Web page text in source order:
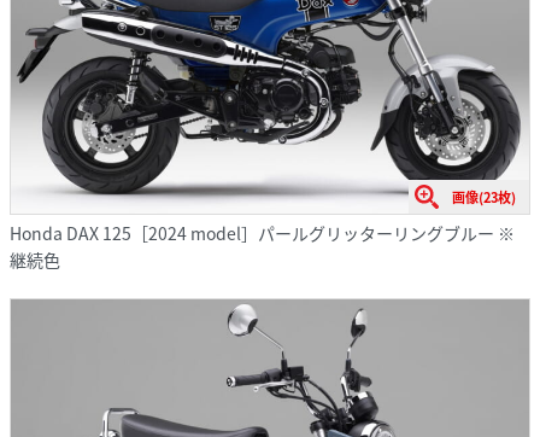
画像(23枚)
Honda DAX 125［2024 model］パールグリッターリングブルー ※
継続色